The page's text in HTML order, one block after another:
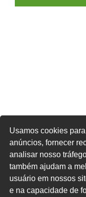
Usamos cookies
anúncios, fornecer
analisar nosso
também ajudam a
usuário em nossos
e na capacidade de